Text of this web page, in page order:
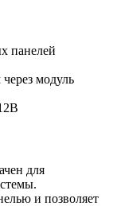
панелей
модуль
для
и позволяет